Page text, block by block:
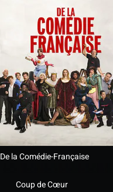
De la Comédie-Française
Coup de Cœur